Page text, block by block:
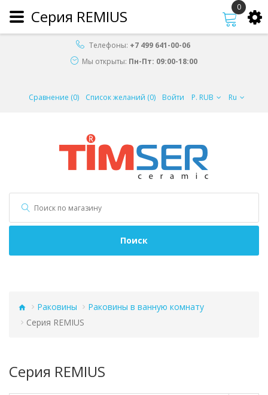
Телефоны: +7 499 641-00-06
Мы открыты: Пн-Пт: 09:00-18:00
Сравнение (0) Список желаний (0) Войти Р. RUB Ru
Поиск
0
Раковины
Раковины в ванную комнату
Серия REMIUS
Серия REMIUS
Серия REMIUS